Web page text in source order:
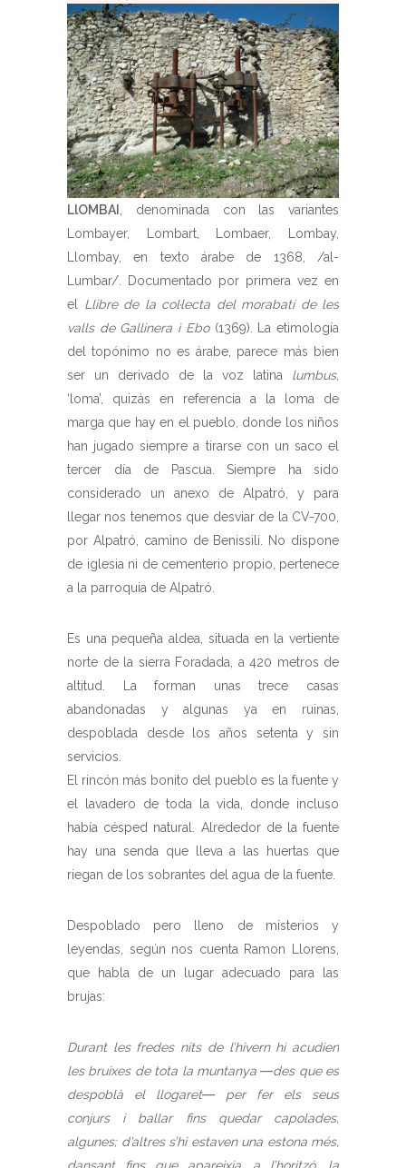
LlOMBAI , denominada con las variantes
Lombayer, Lombart, Lombaer, Lombay,
Llombay, en texto árabe de 1368, /al-
Lumbar/. Documentado por primera vez en
el Llibre de la col·lecta del morabatí de les
valls de Gallinera i Ebo(1369). La etimología
del topónimo no es árabe, parece más bien
ser un derivado de la voz latina lumbus,
‘loma’, quizás en referencia a la loma de
marga que hay en el pueblo, donde los niños
han jugado siempre a tirarse con un saco el
tercer día de Pascua. Siempre ha sido
considerado un anexo de Alpatró, y para
llegar nos tenemos que desviar de la CV-700,
por Alpatró, camino de Benissili. No dispone
de iglesia ni de cementerio propio, pertenece
a la parroquia de Alpatró.
Es una pequeña aldea, situada en la vertiente
norte de la sierra Foradada, a 420 metros de
altitud. La forman unas trece casas
abandonadas y algunas ya en ruinas,
despoblada desde los años setenta y sin
servicios.
El rincón más bonito del pueblo es la fuente y
el lavadero de toda la vida, donde incluso
había césped natural. Alrededor de la fuente
hay una senda que lleva a las huertas que
riegan de los sobrantes del agua de la fuente.
Despoblado pero lleno de misterios y
leyendas, según nos cuenta Ramon Llorens,
que habla de un lugar adecuado para las
brujas:
Durant les fredes nits de l’hivern hi acudien
les bruixes de tota la muntanya ―des que es
despoblà el llogaret― per fer els seus
conjurs i ballar fins quedar capolades,
algunes; d’altres s’hi estaven una estona més,